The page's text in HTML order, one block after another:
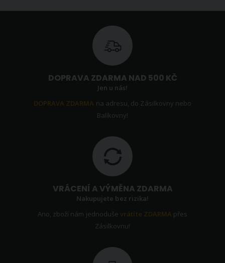
DOPRAVA ZDARMA NAD 500 KČ
Jen u nás!
DOPRAVA ZDARMA na adresu, do Zásilkovny nebo
Balíkovny!
VRÁCENÍ A VÝMĚNA ZDARMA
Nakupujete bez rizika!
Ano, zboží nám jednoduševrátíte ZDARMA přes
Zásilkovnu!